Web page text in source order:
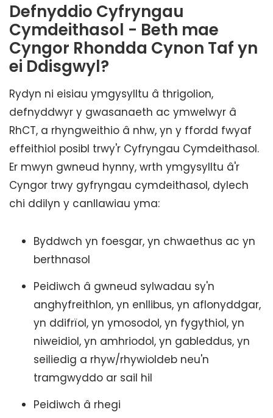
Defnyddio Cyfryngau
Cymdeithasol - Beth mae
Cyngor Rhondda Cynon Taf yn
ei Ddisgwyl?
Rydyn ni eisiau ymgysylltu â thrigolion,
defnyddwyr y gwasanaeth ac ymwelwyr â
RhCT, a rhyngweithio â nhw, yn y ffordd fwyaf
effeithiol posibl trwy'r Cyfryngau Cymdeithasol.
Er mwyn gwneud hynny, wrth ymgysylltu â'r
Cyngor trwy gyfryngau cymdeithasol, dylech
chi ddilyn y canllawiau yma:
Byddwch yn foesgar, yn chwaethus ac yn
berthnasol
Peidiwch â gwneud sylwadau sy'n
anghyfreithlon, yn enllibus, yn aflonyddgar,
yn ddifrïol, yn ymosodol, yn fygythiol, yn
niweidiol, yn amhriodol, yn gableddus, yn
seiliedig a rhyw/rhywioldeb neu'n
tramgwyddo ar sail hil
Peidiwch â rhegi